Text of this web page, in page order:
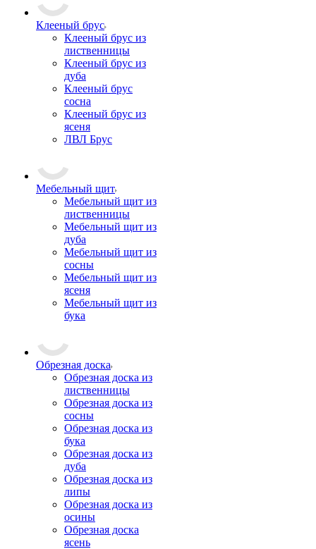
Клееный брус
Клееный брус из
лиственницы
Клееный брус из
дуба
Клееный брус
сосна
Клееный брус из
ясеня
ЛВЛ Брус
Мебельный щит
Мебельный щит из
лиственницы
Мебельный щит из
дуба
Мебельный щит из
сосны
Мебельный щит из
ясеня
Мебельный щит из
бука
Обрезная доска
Обрезная доска из
лиственницы
Обрезная доска из
сосны
Обрезная доска из
бука
Обрезная доска из
дуба
Обрезная доска из
липы
Обрезная доска из
осины
Обрезная доска
ясень